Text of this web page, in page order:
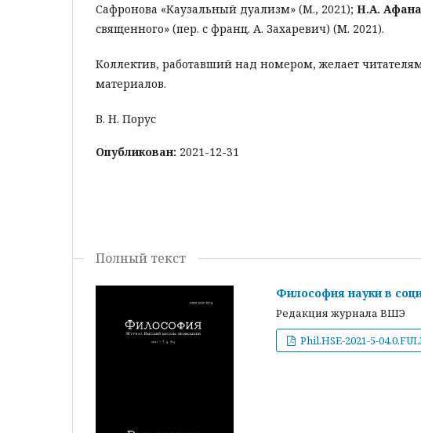
Сафронова «Каузальный дуализм» (М., 2021); Н.А.
священного» (пер. с франц. А. Захаревич) (М. 2021).
Коллектив, работавший над номером, желает
материалов.
В. Н. Порус
Опубликован: 2021-12-31
Полный текст
Философия науки в
Редакция журнала ВШЭ
Phil.HSE-2021-5-